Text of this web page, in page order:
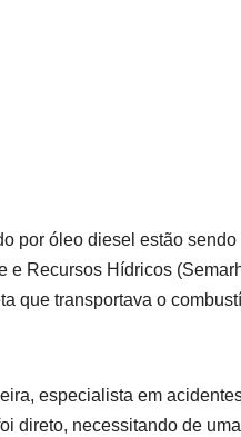
por óleo diesel estão
e Recursos Hídricos
que transportava o
especialista em
direto, necessitando de